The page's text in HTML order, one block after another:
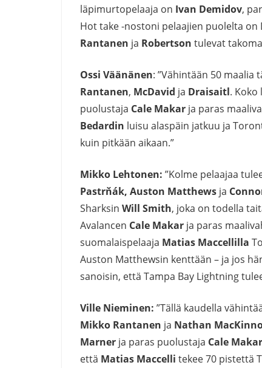
läpimurtopelaaja on Ivan Demidov,
Hot take -nostoni pelaajien puolelta on
Rantanen ja Robertson tulevat
Ossi Väänänen: ”Vähintään 50 maalia
Rantanen, McDavid ja Draisaitl.
puolustaja Cale Makar ja paras
Bedardin luisu alaspäin jatkuu ja
kuin pitkään aikaan.”
Mikko Lehtonen: ”Kolme pelaajaa
Pastrňák, Auston Matthews ja
Sharksin Will Smith, joka on todella
Avalancen Cale Makar ja paras
suomalaispelaaja Matias Maccellilla
Auston Matthewsin kenttään – ja jos
sanoisin, että Tampa Bay Lightning
Ville Nieminen: ”Tällä kaudella
Mikko Rantanen ja Nathan
Marner ja paras puolustaja Cale Makar
että Matias Maccelli tekee 70 pistettä